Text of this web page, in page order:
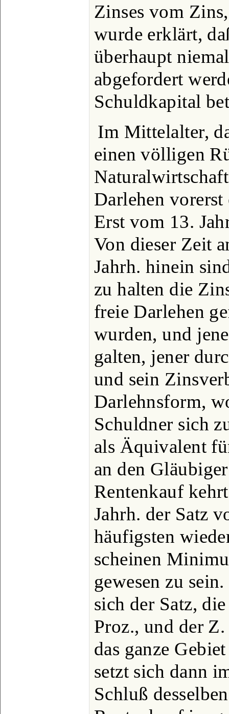
Zinses vom
wurde erklärt,
überhaupt
abgefordert
Schuldkapital
Im Mittelalter,
einen völligen
Darlehen
Erst vom 13.
Von dieser Zeit
Jahrh. hinein
zu halten die
freie Darlehen
wurden, und
galten, jener
und sein
Darlehnsform,
Schuldner sich
als Äquivalent
an den
Rentenkauf
Jahrh. der Satz
häufigsten
scheinen
gewesen zu
sich der Satz,
Proz., und der
das ganze
setzt sich dann
Schluß